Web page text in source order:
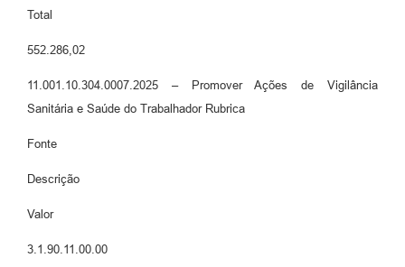
Total
552.286,02
11.001.10.304.0007.2025 – Promover Ações de Vigilância
Sanitária e Saúde do Trabalhador Rubrica
Fonte
Descrição
Valor
3.1.90.11.00.00